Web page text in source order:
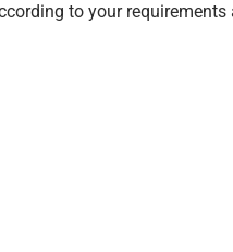
to your